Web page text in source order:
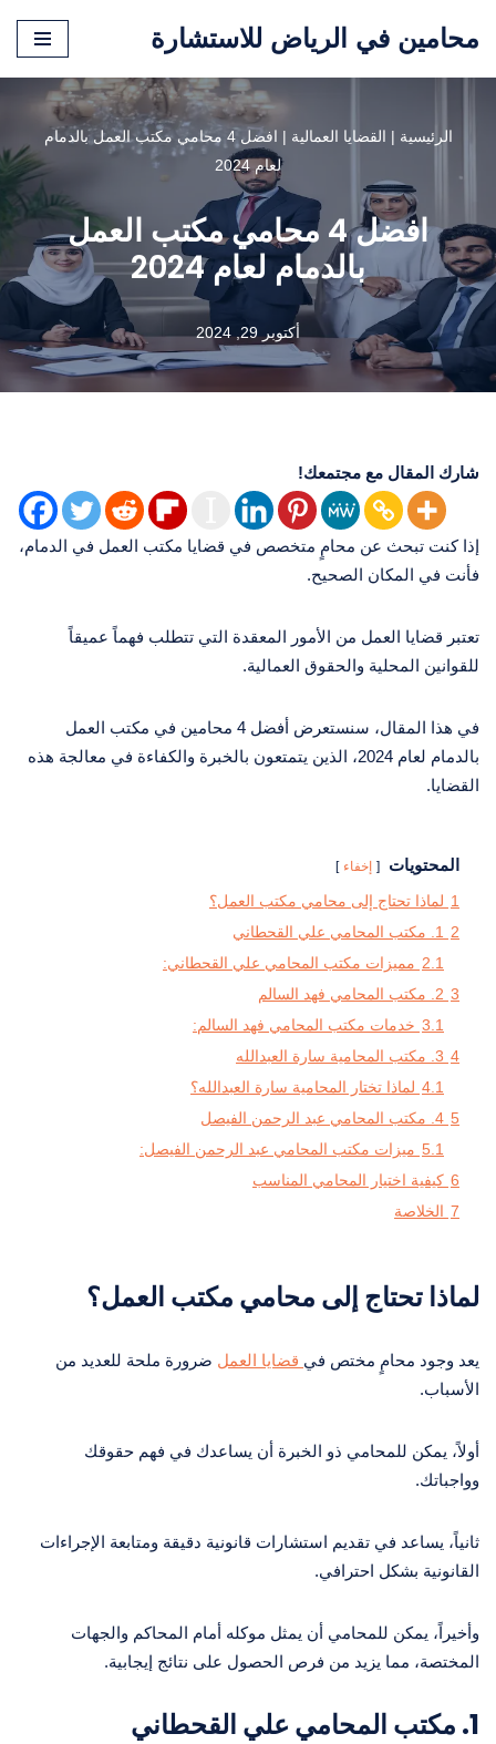
محامين في الرياض للاستشارة
الرئيسية | القضايا العمالية |
افضل 4 محامي مكتب العمل بالدمام
لعام 2024
افضل 4 محامي مكتب العمل
بالدمام لعام 2024
أكتوبر 29, 2024
شارك المقال مع مجتمعك!
إذا كنت تبحث عن محامٍ متخصص في قضايا مكتب العمل في الدمام،
فأنت في المكان الصحيح.
تعتبر قضايا العمل من الأمور المعقدة التي تتطلب فهماً عميقاً
للقوانين المحلية والحقوق العمالية.
في هذا المقال، سنستعرض أفضل 4 محامين في مكتب العمل
بالدمام لعام 2024، الذين يتمتعون بالخبرة والكفاءة في معالجة هذه
القضايا.
المحتويات إخفاء
1 لماذا تحتاج إلى محامي مكتب العمل؟
2 1. مكتب المحامي علي القحطاني
2.1 مميزات مكتب المحامي علي القحطاني:
3 2. مكتب المحامي فهد السالم
3.1 خدمات مكتب المحامي فهد السالم:
4 3. مكتب المحامية سارة العبدالله
4.1 لماذا تختار المحامية سارة العبدالله؟
5 4. مكتب المحامي عبد الرحمن الفيصل
5.1 ميزات مكتب المحامي عبد الرحمن الفيصل:
6 كيفية اختيار المحامي المناسب
7
الخلاصة
لماذا تحتاج إلى محامي مكتب العمل؟
يعد وجود محامٍ مختص في قضايا العمل ضرورة ملحة للعديد من
الأسباب.
أولاً، يمكن للمحامي ذو الخبرة أن يساعدك في فهم حقوقك
وواجباتك.
ثانياً، يساعد في تقديم استشارات قانونية دقيقة ومتابعة الإجراءات
القانونية بشكل احترافي.
وأخيراً، يمكن للمحامي أن يمثل موكله أمام المحاكم والجهات
المختصة، مما يزيد من فرص الحصول على نتائج إيجابية.
1. مكتب المحامي علي القحطاني